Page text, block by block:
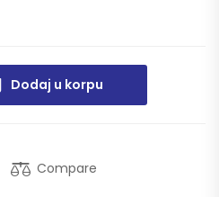
Dodaj u korpu
Compare